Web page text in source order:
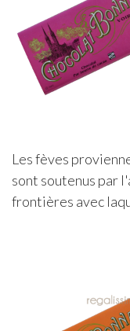
Les fèves
sont soutenus par
frontières avec